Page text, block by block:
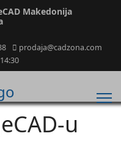
Makedonija
prodaja@cadzona.com
u